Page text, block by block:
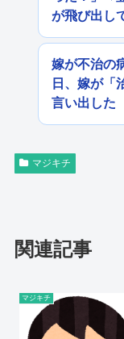
が飛び出し
嫁が不治の
日、嫁が「
言い出した
マジキチ
関連記事
マジキチ